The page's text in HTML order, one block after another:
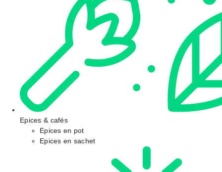
Epices & cafés
Epices en pot
Epices en sachet